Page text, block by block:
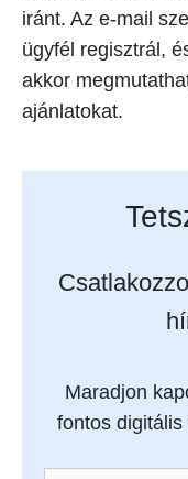
iránt. Az e-mail
ügyfél regisztrál,
akkor
ajánlatokat.
Maradjon
fontos